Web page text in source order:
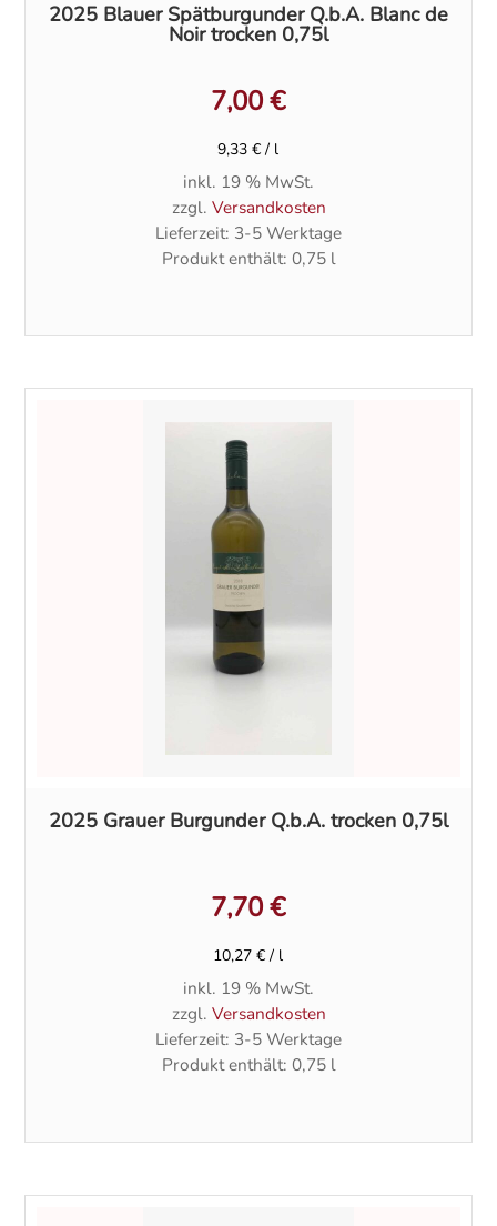
2025 Blauer Spätburgunder Q.b.A. Blanc de
Noir trocken 0,75l
7,00€
9,33€ / l
inkl. 19 % MwSt.
zzgl. Versandkosten
Lieferzeit: 3-5 Werktage
Produkt enthält: 0,75 l
2025 Grauer Burgunder Q.b.A. trocken 0,75l
7,70€
10,27€ / l
inkl. 19 % MwSt.
zzgl. Versandkosten
Lieferzeit: 3-5 Werktage
Produkt enthält: 0,75 l